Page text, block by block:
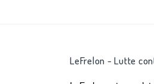
LeFrelon - Lutte